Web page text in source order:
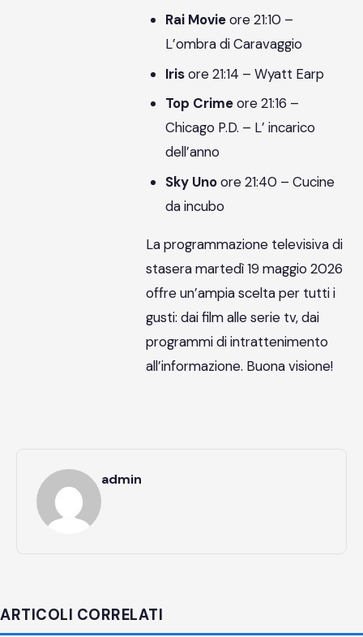
Rai Movieore 21:10 –
L’ombra di Caravaggio
Irisore 21:14 – Wyatt Earp
Top Crimeore 21:16 –
Chicago P.D. – L’ incarico
dell’anno
Sky Unoore 21:40 – Cucine
da incubo
La programmazione televisiva di
stasera martedì 19 maggio 2026
offre un’ampia scelta per tutti i
gusti: dai film alle serie tv, dai
programmi di intrattenimento
all’informazione. Buona visione!
admin
ARTICOLI CORRELATI